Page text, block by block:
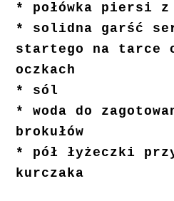
* połówka piersi z
* solidna garść
startego na tarce
oczkach
* sól
* woda do
brokułów
* pół łyżeczki
kurczaka